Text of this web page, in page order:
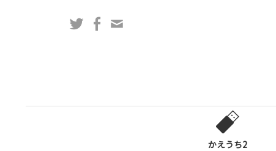
ス
TwitterFacebook
かえうち2